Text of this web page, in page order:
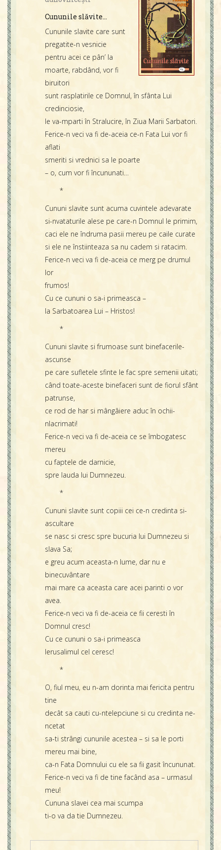
Mărgăritare
Glosar
Repere
Cununile slăvite…
Cununile slavite care sunt
pregatite-n vesnicie
pentru acei ce pân’ la
moarte, rabdând, vor fi
biruitori
sunt rasplatirile ce Domnul, în sfânta Lui
credinciosie,
le va-mparti în Stralucire, în Ziua Marii Sarbatori.
Ferice-n veci va fi de-aceia ce-n Fata Lui vor fi
aflati
smeriti si vrednici sa le poarte
– o, cum vor fi încununati…
*
Cununi slavite sunt acuma cuvintele adevarate
si-nvataturile alese pe care-n Domnul le primim,
caci ele ne îndruma pasii mereu pe caile curate
si ele ne înstiinteaza sa nu cadem si ratacim.
Ferice-n veci va fi de-aceia ce merg pe drumul
lor
frumos!
Cu ce cununi o sa-i primeasca –
la Sarbatoarea Lui – Hristos!
*
Cununi slavite si frumoase sunt binefacerile-
ascunse
pe care sufletele sfinte le fac spre semenii uitati;
când toate-aceste binefaceri sunt de fiorul sfânt
patrunse,
ce rod de har si mângâiere aduc în ochii-
nlacrimati!
Ferice-n veci va fi de-aceia ce se îmbogatesc
mereu
cu faptele de darnicie,
spre lauda lui Dumnezeu.
*
Cununi slavite sunt copiii cei ce-n credinta si-
ascultare
se nasc si cresc spre bucuria lui Dumnezeu si
slava Sa;
e greu acum aceasta-n lume, dar nu e
binecuvântare
mai mare ca aceasta care acei parinti o vor
avea.
Ferice-n veci va fi de-aceia ce fii ceresti în
Domnul cresc!
Cu ce cununi o sa-i primeasca
Ierusalimul cel ceresc!
*
O, fiul meu, eu n-am dorinta mai fericita pentru
tine
decât sa cauti cu-ntelepciune si cu credinta ne-
ncetat
sa-ti strângi cununile acestea – si sa le porti
mereu mai bine,
ca-n Fata Domnului cu ele sa fii gasit încununat.
Ferice-n veci va fi de tine facând asa – urmasul
meu!
Cununa slavei cea mai scumpa
ti-o va da tie Dumnezeu.